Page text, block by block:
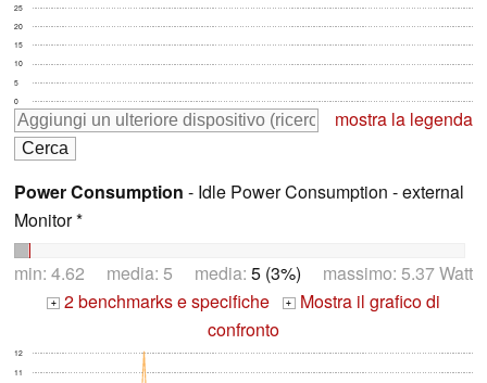
0
5
10
15
20
25
mostra la legenda
Power Consumption - Idle Power Consumption - external
Monitor *
min: 4.62 media: 5 media: 5 (3%) massimo: 5.37 Watt
+ 2 benchmarks e specifiche + Mostra il grafico di
confronto
11
12